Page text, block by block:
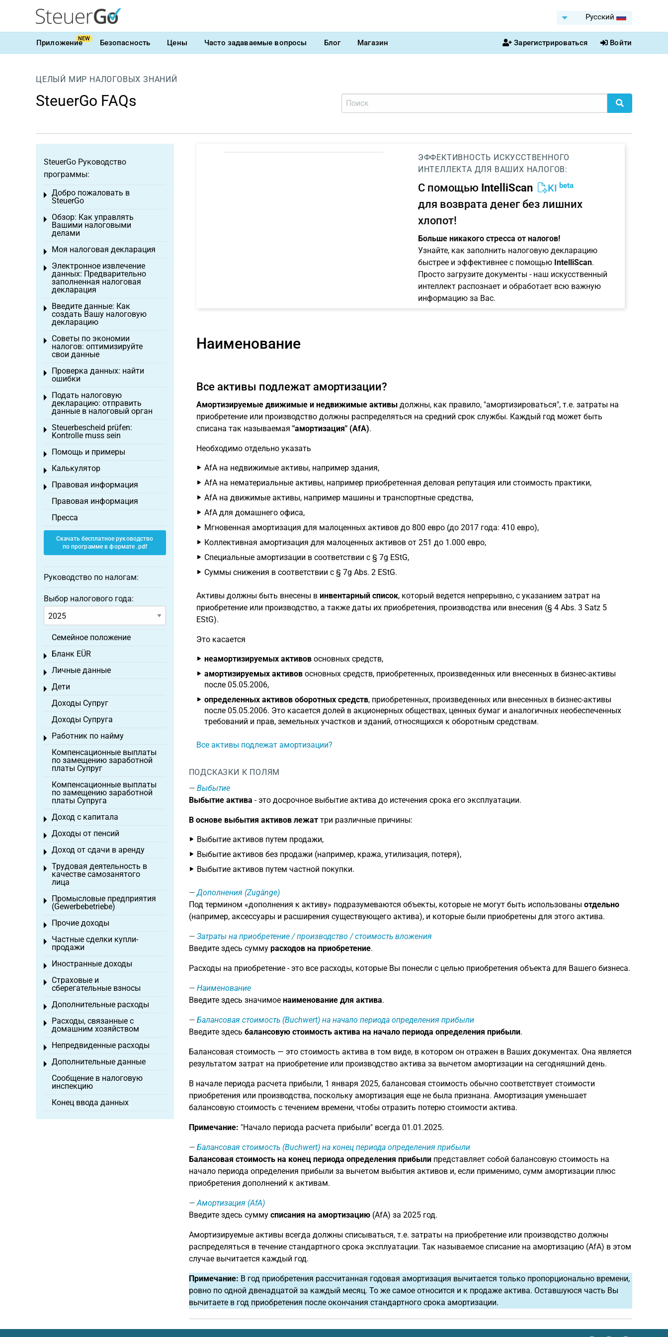
Pусский
ПриложениеNEW Безопасность Цены Часто задаваемые вопросы Блог Магазин Зарегистрироваться Войти
ЦЕЛЫЙ МИР НАЛОГОВЫХ ЗНАНИЙ
SteuerGo FAQs
ЭФФЕКТИВНОСТЬ ИСКУССТВЕННОГО
ИНТЕЛЛЕКТА ДЛЯ ВАШИХ НАЛОГОВ:
С помощью IntelliScan KI beta
для возврата денег без лишних
хлопот!
Больше никакого стресса от налогов!
Узнайте, как заполнить налоговую декларацию
быстрее и эффективнее с помощью IntelliScan.
Просто загрузите документы - наш искусственный
интеллект распознает и обработает всю важную
информацию за Вас.
Наименование
Все активы подлежат амортизации?
Амортизируемые движимые и недвижимые активыдолжны, как правило, "амортизироваться", т.е. затраты на
приобретение или производство должны распределяться на средний срок службы. Каждый год может быть
списана так называемая "амортизация" (AfA).
Необходимо отдельно указать
AfA на недвижимые активы, например здания,
AfA на нематериальные активы, например приобретенная деловая репутация или стоимость практики,
AfA на движимые активы, например машины и транспортные средства,
AfA для домашнего офиса,
Мгновенная амортизация для малоценных активов до 800 евро (до 2017 года: 410 евро),
Коллективная амортизация для малоценных активов от 251 до 1.000 евро,
Специальные амортизации в соответствии с § 7g EStG,
Суммы снижения в соответствии с § 7g Abs. 2 EStG.
Активы должны быть внесены в инвентарный список, который ведется непрерывно, с указанием затрат на
приобретение или производство, а также даты их приобретения, производства или внесения (§ 4 Abs. 3 Satz 5
EStG).
Это касается
неамортизируемых активовосновных средств,
амортизируемых активовосновных средств, приобретенных, произведенных или внесенных в бизнес-активы
после 05.05.2006,
определенных активов оборотных средств, приобретенных, произведенных или внесенных в бизнес-активы
после 05.05.2006. Это касается долей в акционерных обществах, ценных бумаг и аналогичных необеспеченных
требований и прав, земельных участков и зданий, относящихся к оборотным средствам.
Все активы подлежат амортизации?
ПОДСКАЗКИ К ПОЛЯМ
Выбытие
Выбытие актива - это досрочное выбытие актива до истечения срока его эксплуатации.
В основе выбытия активов лежаттри различные причины:
Выбытие активов путем продажи,
Выбытие активов без продажи (например, кража, утилизация, потеря),
Выбытие активов путем частной покупки.
Дополнения (Zugänge)
Под термином «дополнения к активу» подразумеваются объекты, которые не могут быть использованы отдельно
(например, аксессуары и расширения существующего актива), и которые были приобретены для этого актива.
Затраты на приобретение / производство / стоимость вложения
Введите здесь сумму расходов на приобретение.
Расходы на приобретение - это все расходы, которые Вы понесли с целью приобретения объекта для Вашего бизнеса.
Наименование
Введите здесь значимое наименование для актива.
Балансовая стоимость (Buchwert) на начало периода определения прибыли
Введите здесь балансовую стоимость актива на начало периода определения прибыли.
Балансовая стоимость — это стоимость актива в том виде, в котором он отражен в Ваших документах. Она является
результатом затрат на приобретение или производство актива за вычетом амортизации на сегодняшний день.
В начале периода расчета прибыли, 1 января 2025, балансовая стоимость обычно соответствует стоимости
приобретения или производства, поскольку амортизация еще не была признана. Амортизация уменьшает
балансовую стоимость с течением времени, чтобы отразить потерю стоимости актива.
Примечание: "Начало периода расчета прибыли" всегда 01.01.2025.
Балансовая стоимость (Buchwert) на конец периода определения прибыли
Балансовая стоимость на конец периода определения прибылипредставляет собой балансовую стоимость на
начало периода определения прибыли за вычетом выбытия активов и, если применимо, сумм амортизации плюс
приобретения дополнений к активам.
Амортизация (AfA)
Введите здесь сумму списания на амортизацию(AfA) за 2025 год.
Амортизируемые активы всегда должны списываться, т.е. затраты на приобретение или производство должны
распределяться в течение стандартного срока эксплуатации. Так называемое списание на амортизацию (AfA) в этом
случае вычитается каждый год.
Примечание: В год приобретения рассчитанная годовая амортизация вычитается только пропорционально времени,
ровно по одной двенадцатой за каждый месяц. То же самое относится и к продаже актива. Оставшуюся часть Вы
вычитаете в год приобретения после окончания стандартного срока амортизации.
SteuerGo Руководство
программы:
Добро пожаловать в
SteuerGo
Toggle menu
Обзор: Как управлять
Вашими налоговыми
делами
Toggle menu
Моя налоговая декларация
Toggle menu
Электронное извлечение
данных: Предварительно
заполненная налоговая
декларация
Toggle menu
Введите данные: Как
создать Вашу налоговую
декларацию
Toggle menu
Советы по экономии
налогов: оптимизируйте
свои данные
Toggle menu
Проверка данных: найти
ошибки
Toggle menu
Подать налоговую
декларацию: отправить
данные в налоговый орган
Toggle menu
Steuerbescheid prüfen:
Kontrolle muss sein
Toggle menu
Помощь и примеры
Toggle menu
Калькулятор
Toggle menu
Правовая информация
Toggle menu
Правовая информация
Пресса
Скачать бесплатное руководство
по программе в формате .pdf
Руководство по налогам:
Выбор налогового года:
Семейное положение
Бланк EÜR
Toggle menu
Личные данные
Toggle menu
Дети
Toggle menu
Доходы Супруг
Доходы Супруга
Работник по найму
Toggle menu
Компенсационные выплаты
по замещению заработной
платы Супруг
Компенсационные выплаты
по замещению заработной
платы Супруга
Доход с капитала
Toggle menu
Доходы от пенсий
Toggle menu
Доход от сдачи в аренду
Toggle menu
Трудовая деятельность в
качестве самозанятого
лица
Toggle menu
Промысловые предприятия
(Gewerbebetriebe)
Toggle menu
Прочие доходы
Toggle menu
Частные сделки купли-
продажи
Toggle menu
Иностранные доходы
Toggle menu
Страховые и
сберегательные взносы
Toggle menu
Дополнительные расходы
Toggle menu
Расходы, связанные с
домашним хозяйством
Toggle menu
Непредвиденные расходы
Toggle menu
Дополнительные данные
Toggle menu
Сообщение в налоговую
инспекцию
Конец ввода данных